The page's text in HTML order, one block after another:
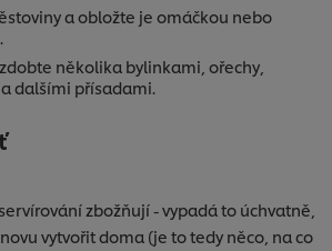
a obložte je omáčkou nebo
několika bylinkami, ořechy,
dalšími přísadami.
zbožňují - vypadá to úchvatně,
vytvořit doma (je to tedy něco, na co